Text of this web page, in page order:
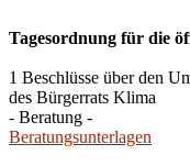
Tagesordnung für die
1 Beschlüsse über den
des Bürgerrats Klima
- Beratung -
Beratungsunterlagen